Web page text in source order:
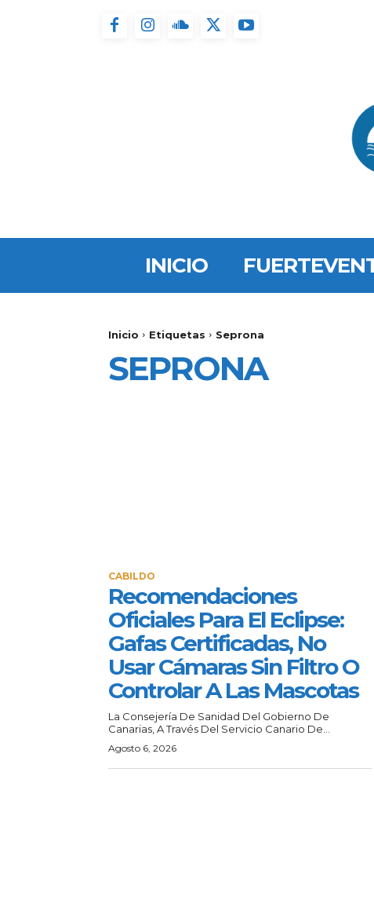
INICIO
Inicio Etiquetas Seprona
SEPRONA
CABILDO
Recomendaciones
Oficiales Para El Eclipse:
Gafas Certificadas, No
Usar Cámaras Sin Filtro O
Controlar A Las Mascotas
La Consejería De Sanidad Del Gobierno De
Canarias, A Través Del Servicio Canario De...
Agosto 6, 2026